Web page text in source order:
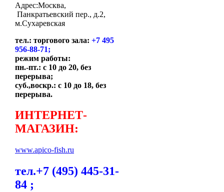
Адрес:Москва,
Панкратьевский пер., д.2,
м.Сухаревская
тел.: торгового зала: +7 495
956-88-71;
режим работы:
пн.-пт.: с 10 до 20, без
перерыва;
суб.,воскр.: с 10 до 18, без
перерыва.
ИНТЕРНЕТ-
МАГАЗИН:
www.apico-fish.ru
тел.+7 (495) 445-31-
84 ;